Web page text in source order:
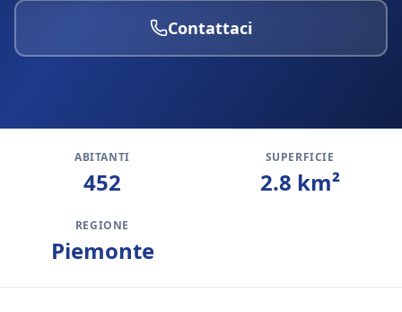
Contattaci
ABITANTI
452
SUPERFICIE
2.8 km²
REGIONE
Piemonte